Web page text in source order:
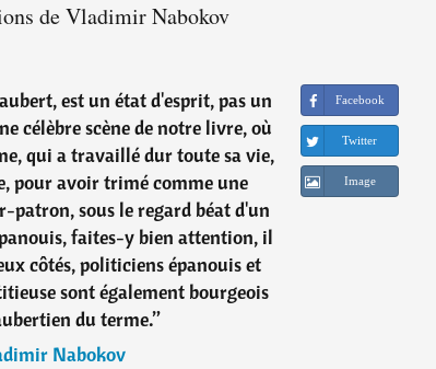
de Vladimir Nabokov
est un état d'esprit, pas un
célèbre scène de notre livre, où
qui a travaillé dur toute sa vie,
pour avoir trimé comme une
patron, sous le regard béat d'un
faites-y bien attention, il
côtés, politiciens épanouis et
sont également bourgeois
du terme.”
Nabokov
Facebook
Twitter
Image